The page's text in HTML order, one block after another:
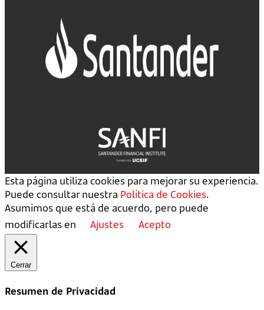
Esta página utiliza cookies para mejorar su experiencia.
Puede consultar nuestra Política de Cookies.
Asumimos que está de acuerdo, pero puede
modificarlas en
Ajustes Acepto
Cerrar
Resumen de Privacidad